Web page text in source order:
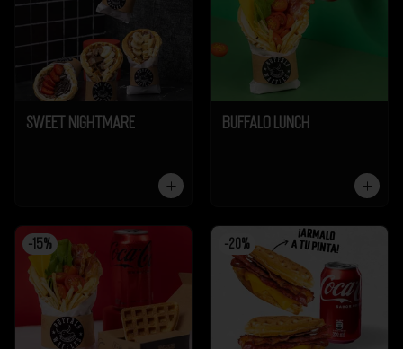
Sweet Nightmare Buffalo Lunch
- 15% -20 %